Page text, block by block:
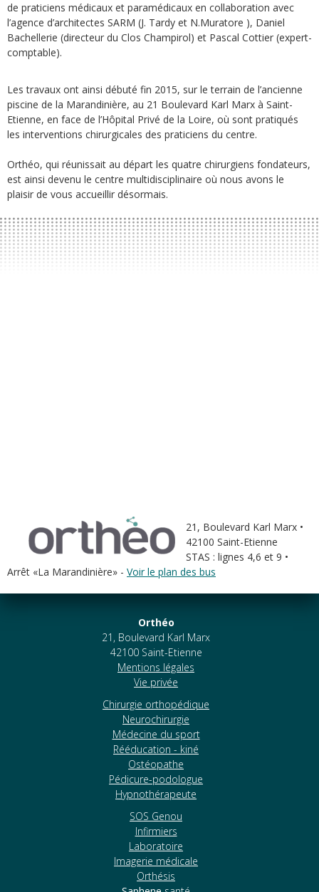
de praticiens médicaux et paramédicaux en collaboration avec
l’agence d’architectes SARM (J. Tardy et N.Muratore ), Daniel
Bachellerie (directeur du Clos Champirol) et Pascal Cottier (expert-
comptable).
Les travaux ont ainsi débuté fin 2015, sur le terrain de l’ancienne
piscine de la Marandinière, au 21 Boulevard Karl Marx à Saint-
Etienne, en face de l’Hôpital Privé de la Loire, où sont pratiqués
les interventions chirurgicales des praticiens du centre.
Orthéo, qui réunissait au départ les quatre chirurgiens fondateurs,
est ainsi devenu le centre multidisciplinaire où nous avons le
plaisir de vous accueillir désormais.
21, Boulevard Karl Marx •
42100 Saint-Etienne
STAS : lignes 4,6 et 9 •
Arrêt «La Marandinière» - Voir le plan des bus
Orthéo
21, Boulevard Karl Marx
42100 Saint-Etienne
Mentions légales
Vie privée
Chirurgie orthopédique
Neurochirurgie
Médecine du sport
Rééducation - kiné
Ostéopathe
Pédicure-podologue
Hypnothérapeute
SOS Genou
Infirmiers
Laboratoire
Imagerie médicale
Orthésis